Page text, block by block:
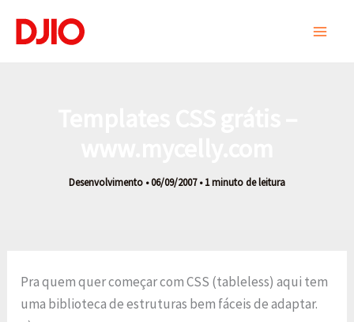
Desenvolvimento •06/09/2007•1 minuto de leitura
Pra quem quer começar com CSS (tableless) aqui tem
uma biblioteca de estruturas bem fáceis de adaptar.